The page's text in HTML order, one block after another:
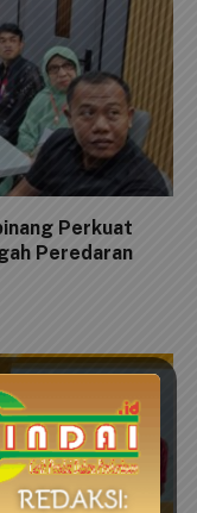
Perkuat
Peredaran